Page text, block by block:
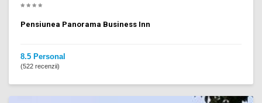
Pensiunea Panorama Business Inn
8.5 Personal
(522 recenzii)